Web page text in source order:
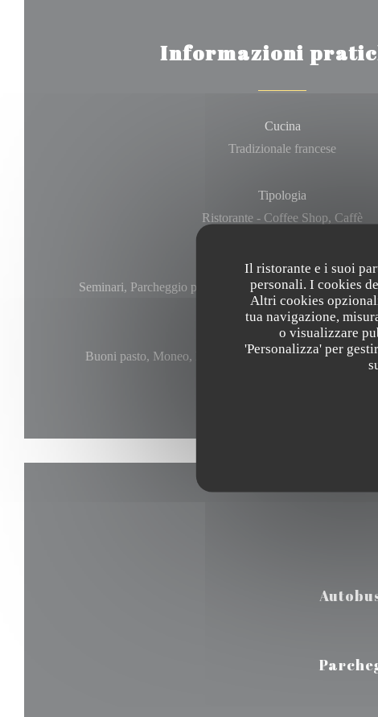
Il ristorante e i suoi
personali. I cookies
Altri cookies
tua navigazione,
o visualizzare
'Personalizza' per
Informazioni
Cucina
Tradizionale francese
Tipologia
Ristorante - Coffee Shop, Caffè
Servizi
Seminari, Parcheggio privato, Serata, Privatizzazione,
Metodo di pagamento
Buoni pasto, Moneo, Eurocard / Mastercard, Titoli